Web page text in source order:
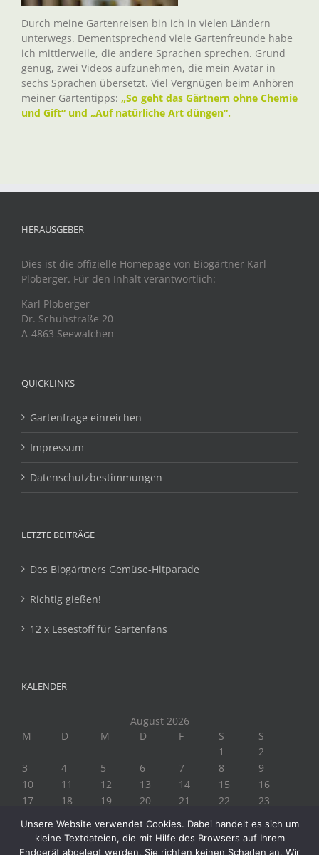
Durch meine Gartenreisen bin ich in vielen Ländern
unterwegs. Dementsprechend viele Gartenfreunde habe
ich mittlerweile, die andere Sprachen sprechen. Grund
genug, zwei Videos aufzunehmen, die mein Avatar in
sechs Sprachen übersetzt. Viel Vergnügen beim Anhören
meiner Gartentipps: „So geht das Gärtnern ohne Chemie
und Gift“ und „Auf natürliche Art düngen“.
HERAUSGEBER
Dies ist die offizielle Homepage von Biogärtner Karl
Ploberger. Für den Inhalt verantwortlich:
Karl Ploberger
Dr. Schuhstraße 20
A-4863 Seewalchen
QUICKLINKS
Gartenfrage einreichen
Impressum
Datenschutzbestimmungen
LETZTE BEITRÄGE
Des Biogärtners Gemüse-Hitparade
Richtig gießen!
12 x Lesestoff für Gartenfans
KALENDER
August 2026
M
D M D F S
S
1
2
3
4 5 6 7 8
9
10
11 12 13 14 15
16
17
18 19 20 21 22
23
« Juli
Unsere Website verwendet Cookies. Dabei handelt es sich um
kleine Textdateien, die mit Hilfe des Browsers auf Ihrem
Endgerät abgelegt werden. Sie richten keinen Schaden an. Wir